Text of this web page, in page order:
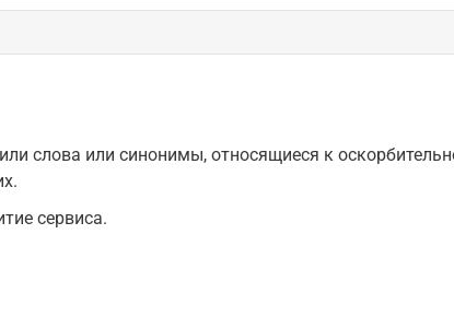
слова или синонимы, относящиеся к
сервиса.